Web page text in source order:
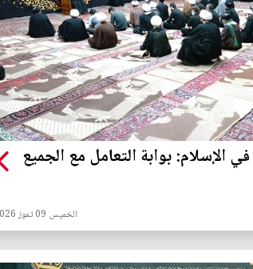
الإسلام: بوابة التعامل مع الجميع
الخميس 09 تموز 2026